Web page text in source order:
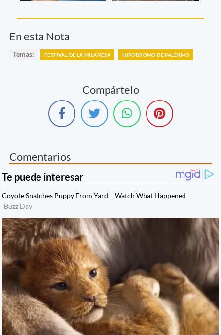
En esta Nota
Temas: FESTIVAL DE LA MILANESA HIPODROMO DE PALERMO
Compártelo
Comentarios